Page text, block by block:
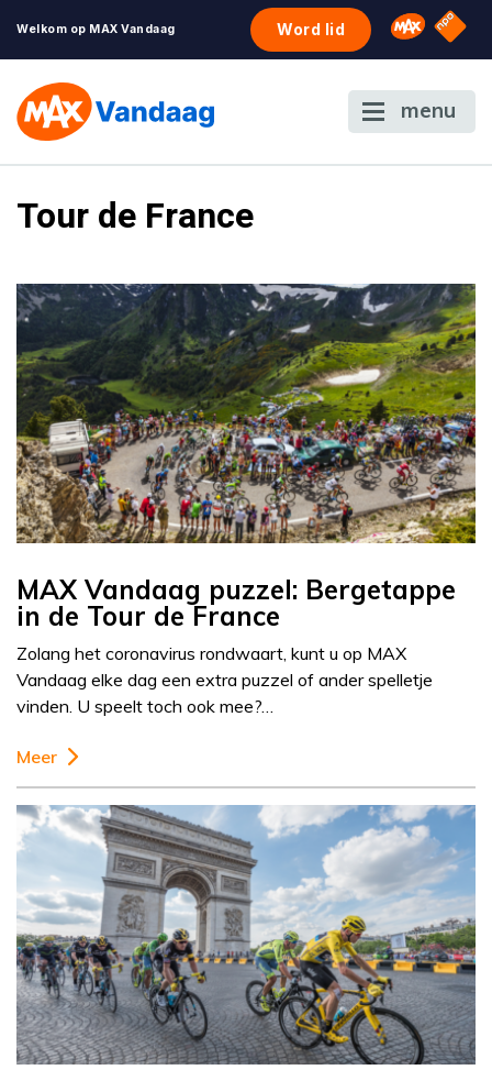
Welkom op MAX Vandaag Word lid Omroep
NPO
menu
Tour de France
MAX Vandaag puzzel: Bergetappe
in de Tour de France
Zolang het coronavirus rondwaart, kunt u op MAX
Vandaag elke dag een extra puzzel of ander spelletje
vinden. U speelt toch ook mee?…
Meer